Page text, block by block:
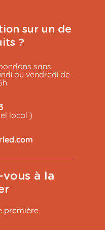
sur un de
?
sans
au vendredi de
local )
vous à la
première